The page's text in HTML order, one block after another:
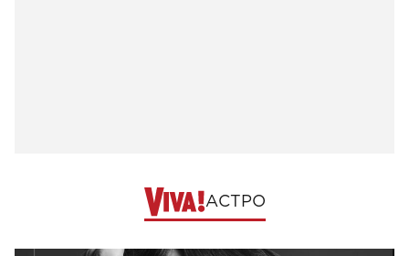
АСТРО